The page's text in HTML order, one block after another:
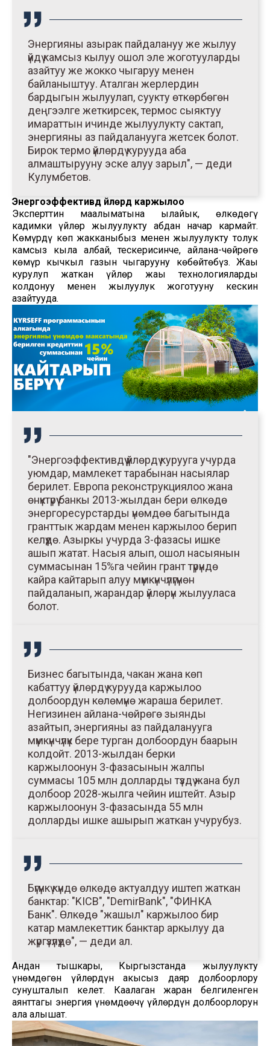
Энергияны азырак пайдалануу же жылуу
үйдү камсыз кылуу ошол эле жоготууларды
азайтуу же жокко чыгаруу менен
байланыштуу. Аталган жерлердин
бардыгын жылуулап, суукту өткөрбөгөн
деңгээлге жеткирсек, термос сыяктуу
имараттын ичинде жылуулукту сактап,
энергияны аз пайдаланууга жетсек болот.
Бирок термо үйлөрдү курууда аба
алмаштырууну эске алуу зарыл", — деди
Кулумбетов.
Энергоэффективдүү үйлөрдү каржылоо
Эксперттин маалыматына ылайык, өлкөдөгү
кадимки үйлөр жылуулукту абдан начар кармайт.
Көмүрдү көп жакканыбыз менен жылуулукту толук
камсыз кыла албай, тескерисинче, айлана-чөйрөгө
көмүр кычкыл газын чыгарууну көбөйтөбүз. Жаңы
курулуп жаткан үйлөр жаңы технологияларды
колдонуу менен жылуулук жоготууну кескин
азайтууда.
"Энергоэффективдүү үйлөрдү курууга учурда
уюмдар, мамлекет тарабынан насыялар
берилет. Европа реконструкциялоо жана
өнүктүрүү банкы 2013-жылдан бери өлкөдө
энергоресурстарды үнөмдөө багытында
гранттык жардам менен каржылоо берип
келүүдө. Азыркы учурда 3-фазасы ишке
ашып жатат. Насыя алып, ошол насыянын
суммасынан 15%га чейин грант түрүндө
кайра кайтарып алуу мүмкүнчүлүгүнөн
пайдаланып, жарандар үйлөрүн жылууласа
болот.
Бизнес багытында, чакан жана көп
кабаттуу үйлөрдү курууда каржылоо
долбоордун көлөмүнө жараша берилет.
Негизинен айлана-чөйрөгө зыянды
азайтып, энергияны аз пайдаланууга
мүмкүнчүлүк бере турган долбоордун баарын
колдойт. 2013-жылдан берки
каржылоонун 3-фазасынын жалпы
суммасы 105 млн долларды түздү жана бул
долбоор 2028-жылга чейин иштейт. Азыр
каржылоонун 3-фазасында 55 млн
долларды ишке ашырып жаткан учурубуз.
Бүгүнкү күндө өлкөдө актуалдуу иштеп жаткан
банктар: "KICB", "DemirBank", "ФИНКА
Банк". Өлкөдө "жашыл" каржылоо бир
катар мамлекеттик банктар аркылуу да
жүргүзүлүүдө", — деди ал.
Андан тышкары, Кыргызстанда жылуулукту
үнөмдөгөн үйлөрдүн акысыз даяр долбоорлору
сунушталып келет. Каалаган жаран белгиленген
аянттагы энергия үнөмдөөчү үйлөрдүн долбоорлорун
ала алышат.